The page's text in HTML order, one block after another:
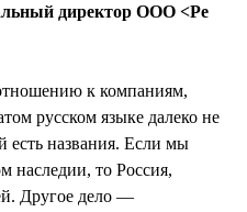
директор ООО <Ре
к компаниям,
русском языке далеко не
есть названия. Если мы
наследии, то Россия,
Другое дело —